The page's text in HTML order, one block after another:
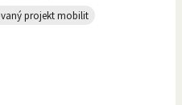
projekt mobilit